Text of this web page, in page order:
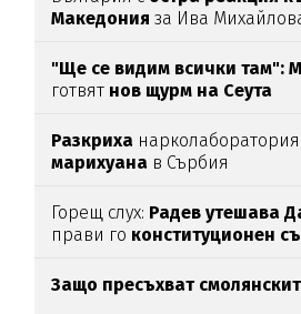
Македония за Ива
"Ще се видим всички там":
готвят нов щурм на Сеута
Разкриха нарколаборатория
марихуана в Сърбия
Горещ слух: Радев утешава
прави го конституционен
Защо пресъхват